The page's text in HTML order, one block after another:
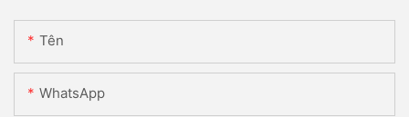
Tên
WhatsApp